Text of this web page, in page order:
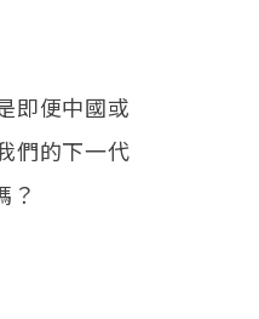
即便中國或
們的下一代
？